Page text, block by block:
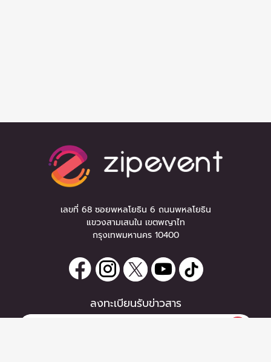
เลขที่ 68 ซอยพหลโยธิน 6 ถนนพหลโยธิน
แขวงสามเสนใน เขตพญาไท
กรุงเทพมหานคร 10400
ลงทะเบียนรับข่าวสาร